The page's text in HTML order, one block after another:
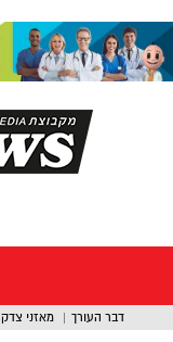
דבר העורך מאזני צדק